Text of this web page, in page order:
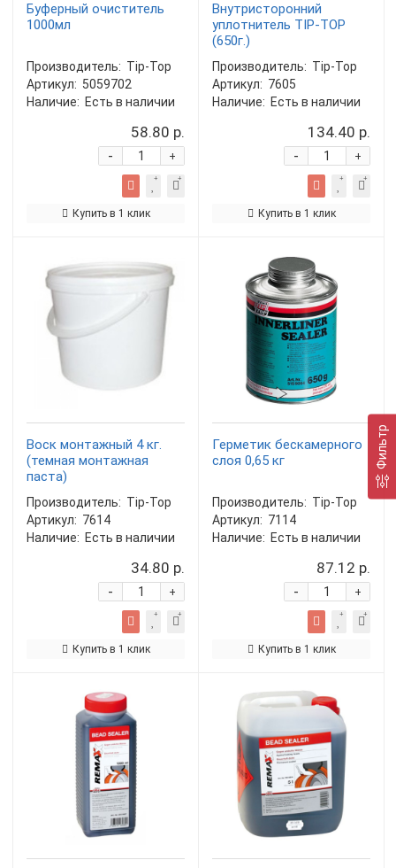
Фильтр
Буферный очиститель
1000мл
Производитель: Tip-Top
Артикул: 5059702
Наличие: Есть в наличии
58.80 р.
+
-
Купить в 1 клик
Внутристоронний
уплотнитель TIP-TOP
(650г.)
Производитель: Tip-Top
Артикул: 7605
Наличие: Есть в наличии
134.40 р.
+
-
Купить в 1 клик
Воск монтажный 4 кг.
(темная монтажная
паста)
Производитель: Tip-Top
Артикул: 7614
Наличие: Есть в наличии
34.80 р.
+
-
Купить в 1 клик
Герметик бескамерного
слоя 0,65 кг
Производитель: Tip-Top
Артикул: 7114
Наличие: Есть в наличии
87.12 р.
+
-
Купить в 1 клик